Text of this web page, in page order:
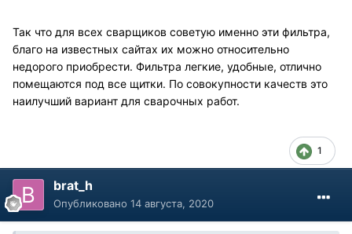
Так что для всех сварщиков советую именно эти фильтра,
благо на известных сайтах их можно относительно
недорого приобрести. Фильтра легкие, удобные, отлично
помещаются под все щитки. По совокупности качеств это
наилучший вариант для сварочных работ.
1
brat_h
Опубликовано 14 августа, 2020